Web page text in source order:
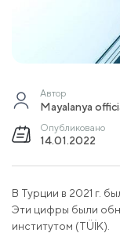
Автор
Mayalanya
Опубликовано
14.01.2022
В Турции в 2021 г.
Эти цифры были
институтом (TÜİK).